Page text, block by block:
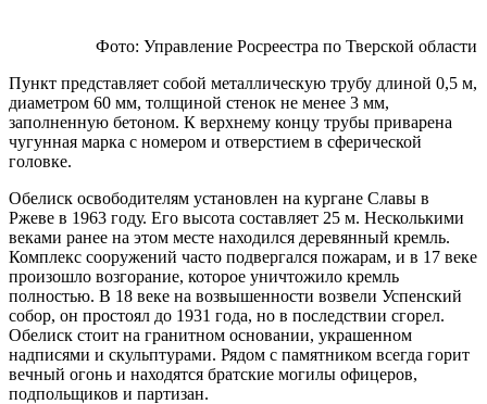
Фото: Управление Росреестра по Тверской области
Пункт представляет собой металлическую трубу длиной 0,5 м,
диаметром 60 мм, толщиной стенок не менее 3 мм,
заполненную бетоном. К верхнему концу трубы приварена
чугунная марка с номером и отверстием в сферической
головке.
Обелиск освободителям установлен на кургане Славы в
Ржеве в 1963 году. Его высота составляет 25 м. Несколькими
веками ранее на этом месте находился деревянный кремль.
Комплекс сооружений часто подвергался пожарам, и в 17 веке
произошло возгорание, которое уничтожило кремль
полностью. В 18 веке на возвышенности возвели Успенский
собор, он простоял до 1931 года, но в последствии сгорел.
Обелиск стоит на гранитном основании, украшенном
надписями и скульптурами. Рядом с памятником всегда горит
вечный огонь и находятся братские могилы офицеров,
подпольщиков и партизан.